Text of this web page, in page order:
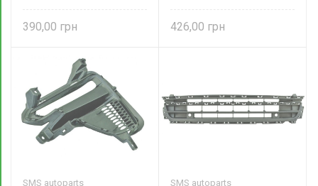
390,00 426,00
SMS autoparts SMS autoparts